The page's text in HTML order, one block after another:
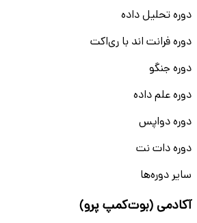
دوره تحلیل داده
دوره فرانت اند با ری‌اکت
دوره جنگو
دوره علم داده
دوره دواپس
دوره دات نت
سایر دوره‌ها
آکادمی (بوت‌کمپ پرو)